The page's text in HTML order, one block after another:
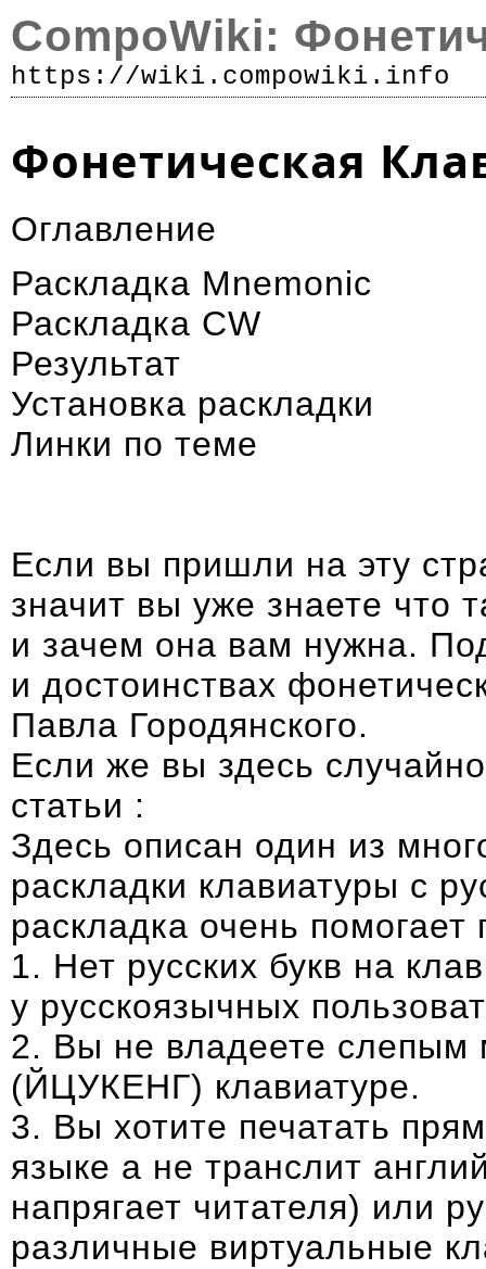
CompoWiki:
https://wiki.compowiki.info
Фонетическая
Оглавление
Раскладка Mnemonic
Раскладка CW
Результат
Установка раскладки
Линки по теме
Если вы пришли на эту
значит вы уже знаете что
и зачем она вам нужна.
и достоинствах
Павла Городянского.
Если же вы здесь
статьи :
Здесь описан один из
раскладки клавиатуры с
раскладка очень
1. Нет русских букв на
у русскоязычных
2. Вы не владеете слепым
(ЙЦУКЕНГ) клавиатуре.
3. Вы хотите печатать
языке а не транслит
напрягает читателя) или
различные виртуальные